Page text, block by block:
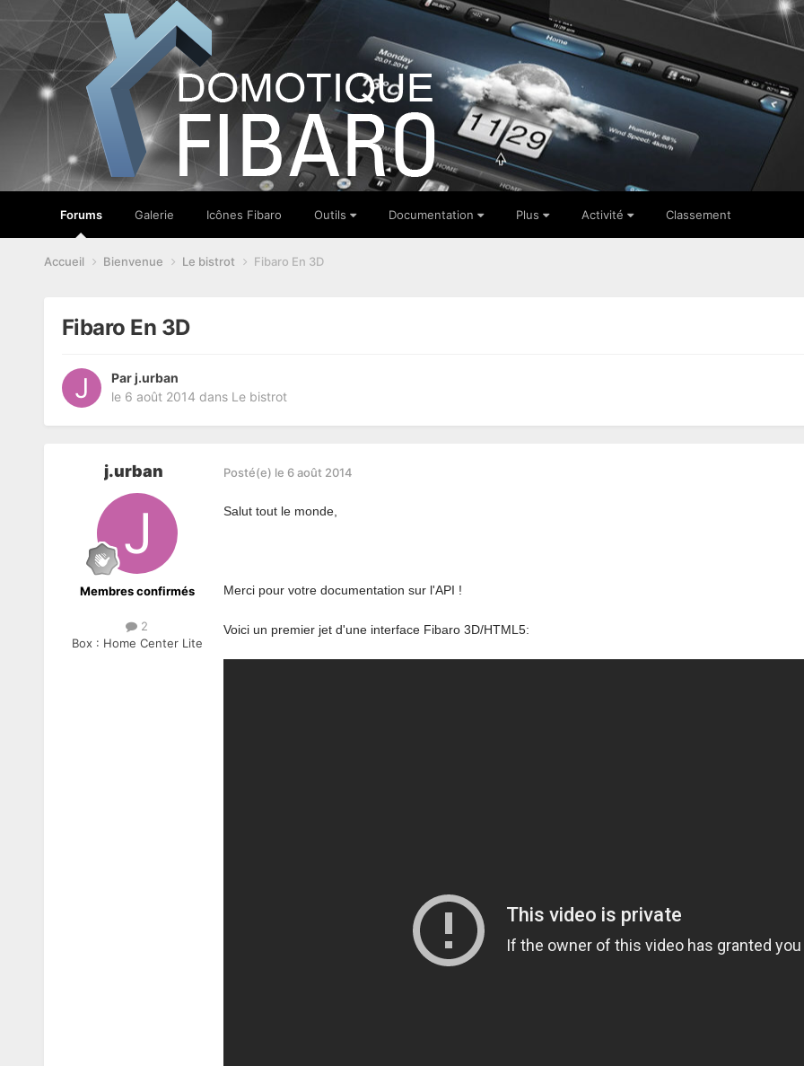
Forums Galerie Icônes Fibaro Outils Documentation Plus Activité Classement
Accueil Bienvenue Le bistrot Fibaro En 3D
Fibaro En 3D
Parj.urban
le 6 août 2014 dans Le bistrot
j.urban
Membres confirmés
2
Box : Home Center Lite
Posté(e) le 6 août 2014
Salut tout le monde,
Merci pour votre documentation sur l'API !
Voici un premier jet d'une interface Fibaro 3D/HTML5: